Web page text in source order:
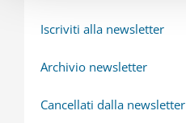
Iscriviti alla newsletter
Archivio newsletter
Cancellati dalla newsletter